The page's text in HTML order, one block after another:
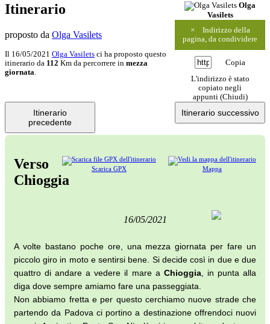
Olga
Vasilets
×
Indirizzo della
pagina, da condividere
Copia
L'indirizzo è stato
copiato negli
appunti (Chiudi)
Itinerario
proposto da Olga Vasilets
Il 16/05/2021 Olga Vasilets ci ha proposto questo
itinerario da 112 Km da percorrere in mezza
giornata.
Itinerario
precedente
Itinerario successivo
Mappa
Scarica GPX
Verso
Chioggia
16/05/2021
A volte bastano poche ore, una mezza giornata per fare un
piccolo giro in moto e sentirsi bene. Si decide così in due e due
quattro di andare a vedere il mare a Chioggia, in punta alla
diga dove sempre amiamo fare una passeggiata.
Non abbiamo fretta e per questo cerchiamo nuove strade che
partendo da Padova ci portino a destinazione offrendoci nuovi